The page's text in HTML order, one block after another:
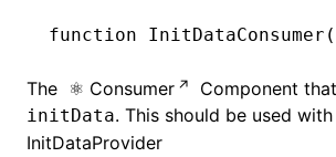
function InitDataConsumer
The Consumer Component
initData. This should be used with
InitDataProvider